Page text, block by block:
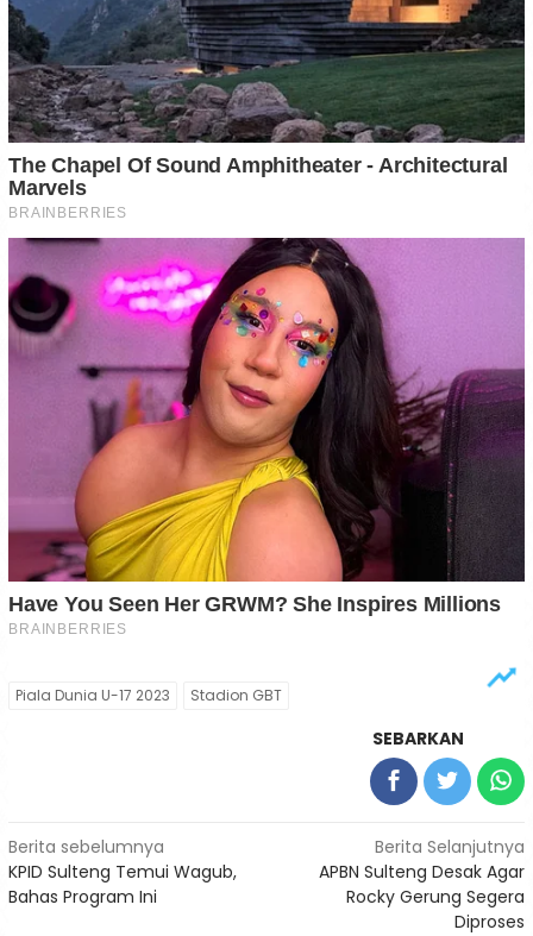
Piala Dunia U-17 2023 Stadion GBT
SEBARKAN
Navigasi
pos
Berita sebelumnya
KPID Sulteng Temui Wagub,
Bahas Program Ini
Berita Selanjutnya
APBN Sulteng Desak Agar
Rocky Gerung Segera
Diproses